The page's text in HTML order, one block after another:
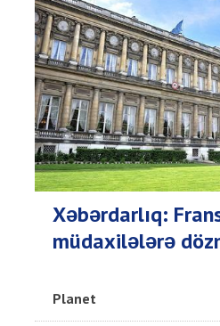
Xəbərdarlıq:
müdaxilələrə
Planet